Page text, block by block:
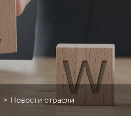
Новости отрасли